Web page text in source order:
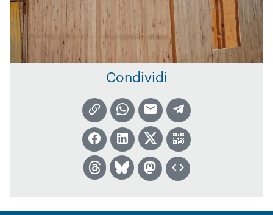
Condividi